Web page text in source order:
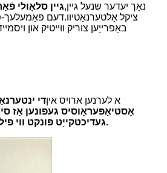
נאָך יעדער שנעל גיין,גיין סלאָולי פֿאַר וועגן 1
ציקל אָלטערנאַטיוו.דעם פּאַמעלעך-
באַפרייַען צוריק ווייטיק און
א לערנען ארויס איןדי
אָסטיאַפּעראָוסיס געפונען אַז
געדיכטקייַט פּונקט ווי פיל ווי הויך-פּראַל געניטונג.